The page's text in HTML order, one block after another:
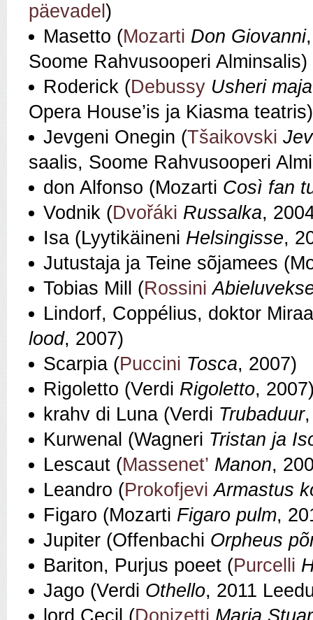
päevadel )
Masetto (Mozarti Don Giovanni
Soome Rahvusooperi Alminsalis)
Roderick (Debussy Usheri
Opera House’is ja Kiasma teatris)
Jevgeni Onegin (Tšaikovski
saalis, Soome Rahvusooperi
don Alfonso (Mozarti Così fan
Vodnik (Dvořáki Russalka,
Isa (Lyytikäineni Helsingisse,
Jutustaja ja Teine sõjamees
Tobias Mill (Rossini
Lindorf, Coppélius, doktor
lood, 2007)
Scarpia (Puccini Tosca, 2007)
Rigoletto (Verdi Rigoletto,
krahv di Luna (Verdi Trubaduur
Kurwenal (Wagneri Tristan ja
Lescaut (Massenet’ Manon,
Leandro (Prokofjevi Armastus
Figaro (Mozarti Figaro pulm,
Jupiter (Offenbachi Orpheus
Bariton, Purjus poeet (Purcelli
Jago (Verdi Othello, 2011